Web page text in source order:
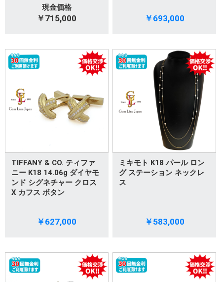
現金価格
￥715,000 ￥693,000
TIFFANY & CO. ティファ
ニー K18 14.06g ダイヤモ
ンド シグネチャー クロス
X カフス ボタン
￥627,000
ミキモト K18 パール ロン
グ ステーション ネックレ
ス
￥583,000